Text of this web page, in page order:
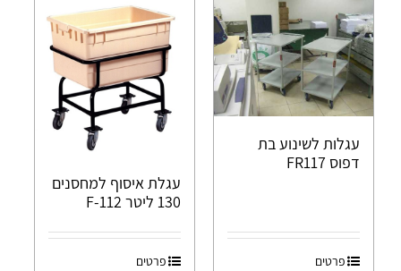
עגלות לשינוע בת
דפוס FR117
פרטים
עגלת איסוף למחסנים
130 ליטר F-112
פרטים